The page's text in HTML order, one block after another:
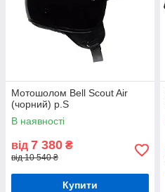
Мотошолом Bell Scout Air
(чорний) р.S
В наявності
від 7 380 ₴
від 10 540 ₴
Купити